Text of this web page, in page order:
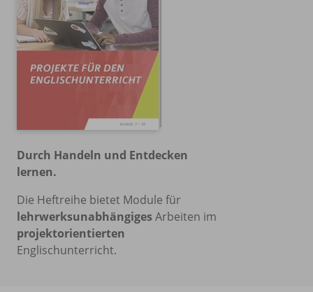
Durch Handeln und Entdecken
lernen.
Die Heftreihe bietet Module für
lehrwerksunabhängigesArbeiten im
projektorientierten
Englischunterricht.